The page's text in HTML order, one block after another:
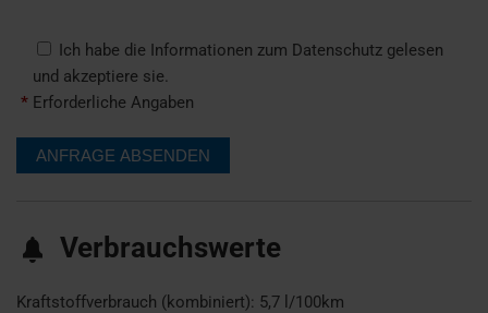
Ich habe die Informationen zum Datenschutz gelesen
und akzeptiere sie.
* Erforderliche Angaben
Verbrauchswerte
Kraftstoffverbrauch (kombiniert): 5,7 l/100km